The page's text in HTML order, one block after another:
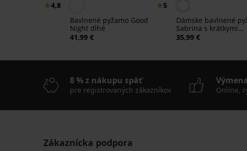
4,8
5
Bavlnené pyžamo Good
Night dlhé
41,99 €
Dámske bavlnené
Sabrina s krátkymi
nohavicami
35,99 €
LIMITEDLIMITED
LIMITED Výpredaj -50%
LIMITED
LIMITED Výpredaj -30%
8 % z nákupu späť
pre registrovaných zákazníkov Online,
Zákaznícka podpora